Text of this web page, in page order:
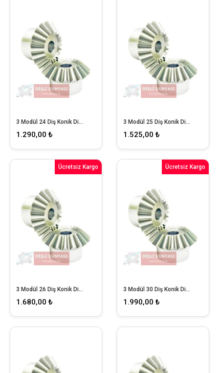
3 Modül 24 Diş Konik Dişli
1.290,00 ₺
3 Modül 25 Diş Konik Dişli
1.525,00 ₺
3 Modül 26 Diş Konik Dişli
1.680,00 ₺
Ücretsiz Kargo
3 Modül 30 Diş Konik Dişli
1.990,00 ₺
Ücretsiz Kargo